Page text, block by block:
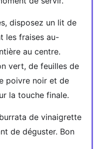
disposez un lit de
les fraises au-
au centre.
vert, de feuilles de
poivre noir et de
la touche finale.
de vinaigrette
de déguster. Bon